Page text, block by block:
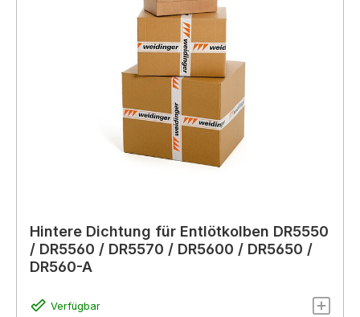
Hintere Dichtung für Entlötkolben DR5550
/ DR5560 / DR5570 / DR5600 / DR5650 /
DR560-A
Verfügbar